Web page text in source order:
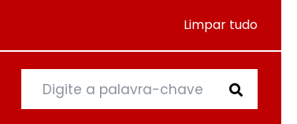
Limpar tudo